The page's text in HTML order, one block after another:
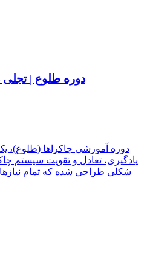
دوره طلوع | تجلی
دوره آموزشی چاکراها (طلوع)،
یادگیری، تعادل و تقویت سیستم
شکلی طراحی شده که تمام